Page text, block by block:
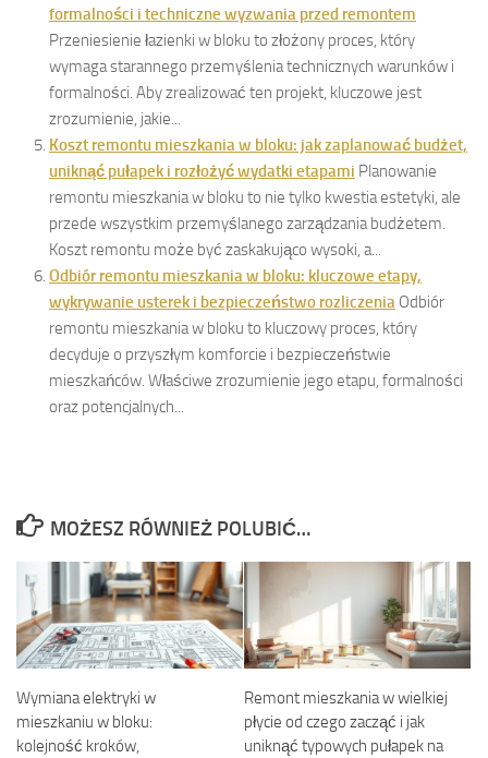
formalności i techniczne wyzwania przed remontem
Przeniesienie łazienki w bloku to złożony proces, który
wymaga starannego przemyślenia technicznych warunków i
formalności. Aby zrealizować ten projekt, kluczowe jest
zrozumienie, jakie...
Koszt remontu mieszkania w bloku: jak zaplanować budżet,
uniknąć pułapek i rozłożyć wydatki etapami Planowanie
remontu mieszkania w bloku to nie tylko kwestia estetyki, ale
przede wszystkim przemyślanego zarządzania budżetem.
Koszt remontu może być zaskakująco wysoki, a...
Odbiór remontu mieszkania w bloku: kluczowe etapy,
wykrywanie usterek i bezpieczeństwo rozliczenia Odbiór
remontu mieszkania w bloku to kluczowy proces, który
decyduje o przyszłym komforcie i bezpieczeństwie
mieszkańców. Właściwe zrozumienie jego etapu, formalności
oraz potencjalnych...
MOŻESZ RÓWNIEŻ POLUBIĆ…
Wymiana elektryki w
mieszkaniu w bloku:
kolejność kroków,
Remont mieszkania w wielkiej
płycie od czego zacząć i jak
uniknąć typowych pułapek na